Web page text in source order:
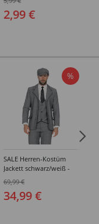
2,99 €
%
SALE Herren-Kostüm
Jackett schwarz/weiß -
Verschiedene Größen
(48-64)
69,99 €
34,99 €